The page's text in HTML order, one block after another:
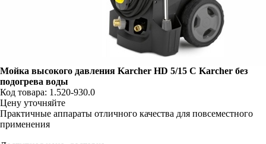
Мойка высокого давления Karcher HD 5/15 C Karcher без
подогрева воды
Код товара: 1.520-930.0
Цену уточняйте
Практичные аппараты отличного качества для повсеместного
применения